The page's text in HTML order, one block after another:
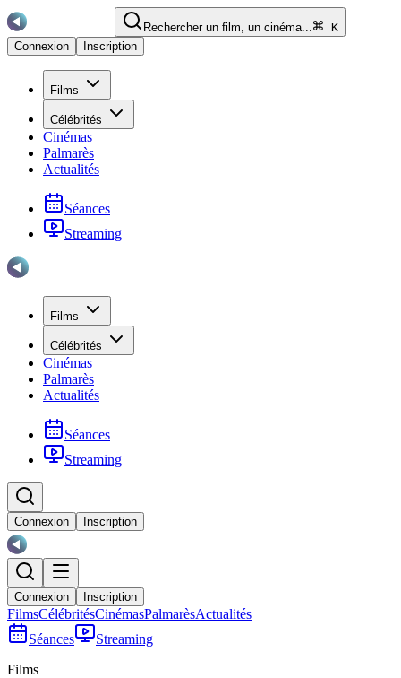
Rechercher un film, un cinéma...
K
Connexion
Inscription
Films
Célébrités
Cinémas
Palmarès
Actualités
Séances
Streaming
Films
Célébrités
Cinémas
Palmarès
Actualités
Séances
Streaming
Connexion Inscription
Connexion Inscription
FilmsCélébritésCinémasPalmarèsActualités
Séances
Streaming
Films